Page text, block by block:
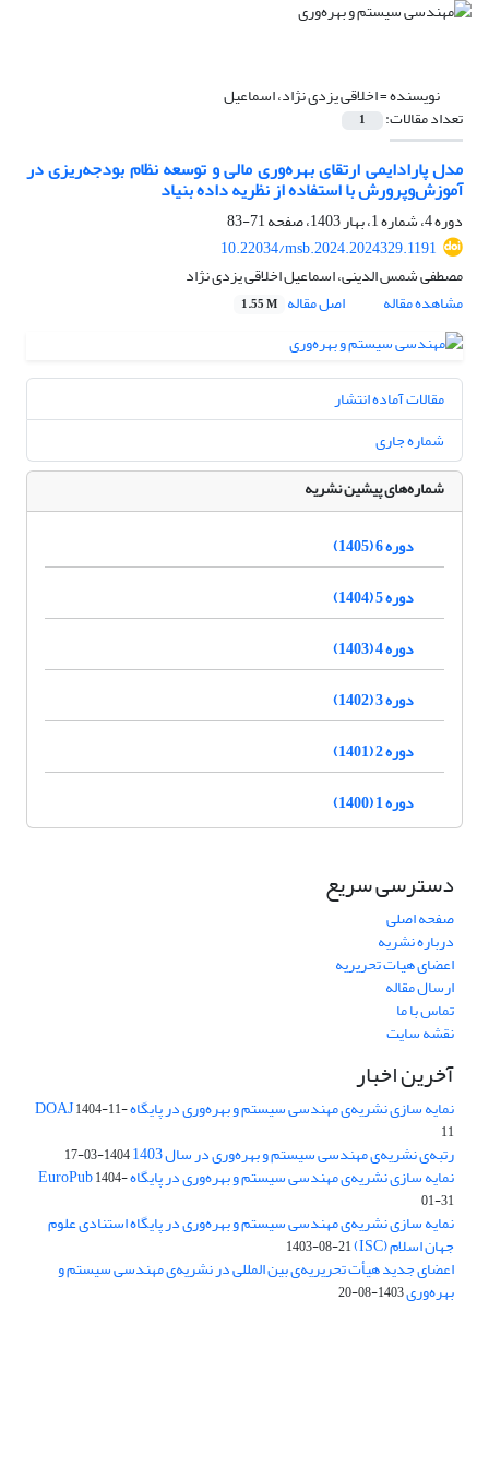
نویسنده =اخلاقی یزدی نژاد، اسماعیل
تعداد مقالات: 1
مدل پارادایمی ارتقای بهره‌وری مالی و توسعه نظام بودجه‌ریزی در
آموزش‌وپرورش با استفاده از نظریه داده بنیاد
دوره 4، شماره 1، بهار 1403، صفحه
71-83
10.22034/msb.2024.2024329.1191
مصطفی شمس الدینی، اسماعیل اخلاقی یزدی نژاد
مشاهده مقاله
اصل مقاله 1.55 M
مقالات آماده انتشار
شماره جاری
شماره‌های پیشین نشریه
دوره 6 (1405)
دوره 5 (1404)
دوره 4 (1403)
دوره 3 (1402)
دوره 2 (1401)
دوره 1 (1400)
دسترسی سریع
صفحه اصلی
درباره نشریه
اعضای هیات تحریریه
ارسال مقاله
تماس با ما
نقشه سایت
آخرین اخبار
نمایه سازی نشریه‌ی مهندسی سیستم و بهره‌وری در پایگاه DOAJ1404-11-
11
رتبه‌ی نشریه‌ی مهندسی سیستم و بهره‌وری در سال 1403 1404-03-17
نمایه سازی نشریه‌ی مهندسی سیستم و بهره‌وری در پایگاه EuroPub1404-
01-31
نمایه سازی نشریه‌ی مهندسی سیستم و بهره‌وری در پایگاه استنادی علوم
جهان اسلام (ISC) 1403-08-21
اعضای جدید هیأت تحریریه‌ی بین المللی در نشریه‌ی مهندسی سیستم و
بهره‌وری1403-08-20